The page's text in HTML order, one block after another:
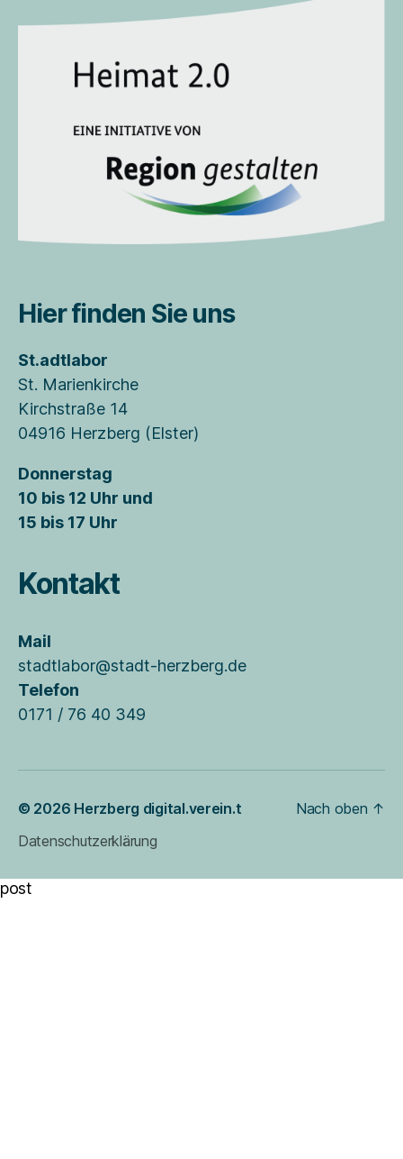
Hier finden Sie uns
St.adtlabor
St. Marienkirche
Kirchstraße 14
04916 Herzberg (Elster)
Donnerstag
10 bis 12 Uhr und
15 bis 17 Uhr
Kontakt
Mail
stadtlabor@stadt-herzberg.de
Telefon
0171 / 76 40 349
© 2026 Herzberg digital.verein.t
Datenschutzerklärung
Nach oben ↑
post